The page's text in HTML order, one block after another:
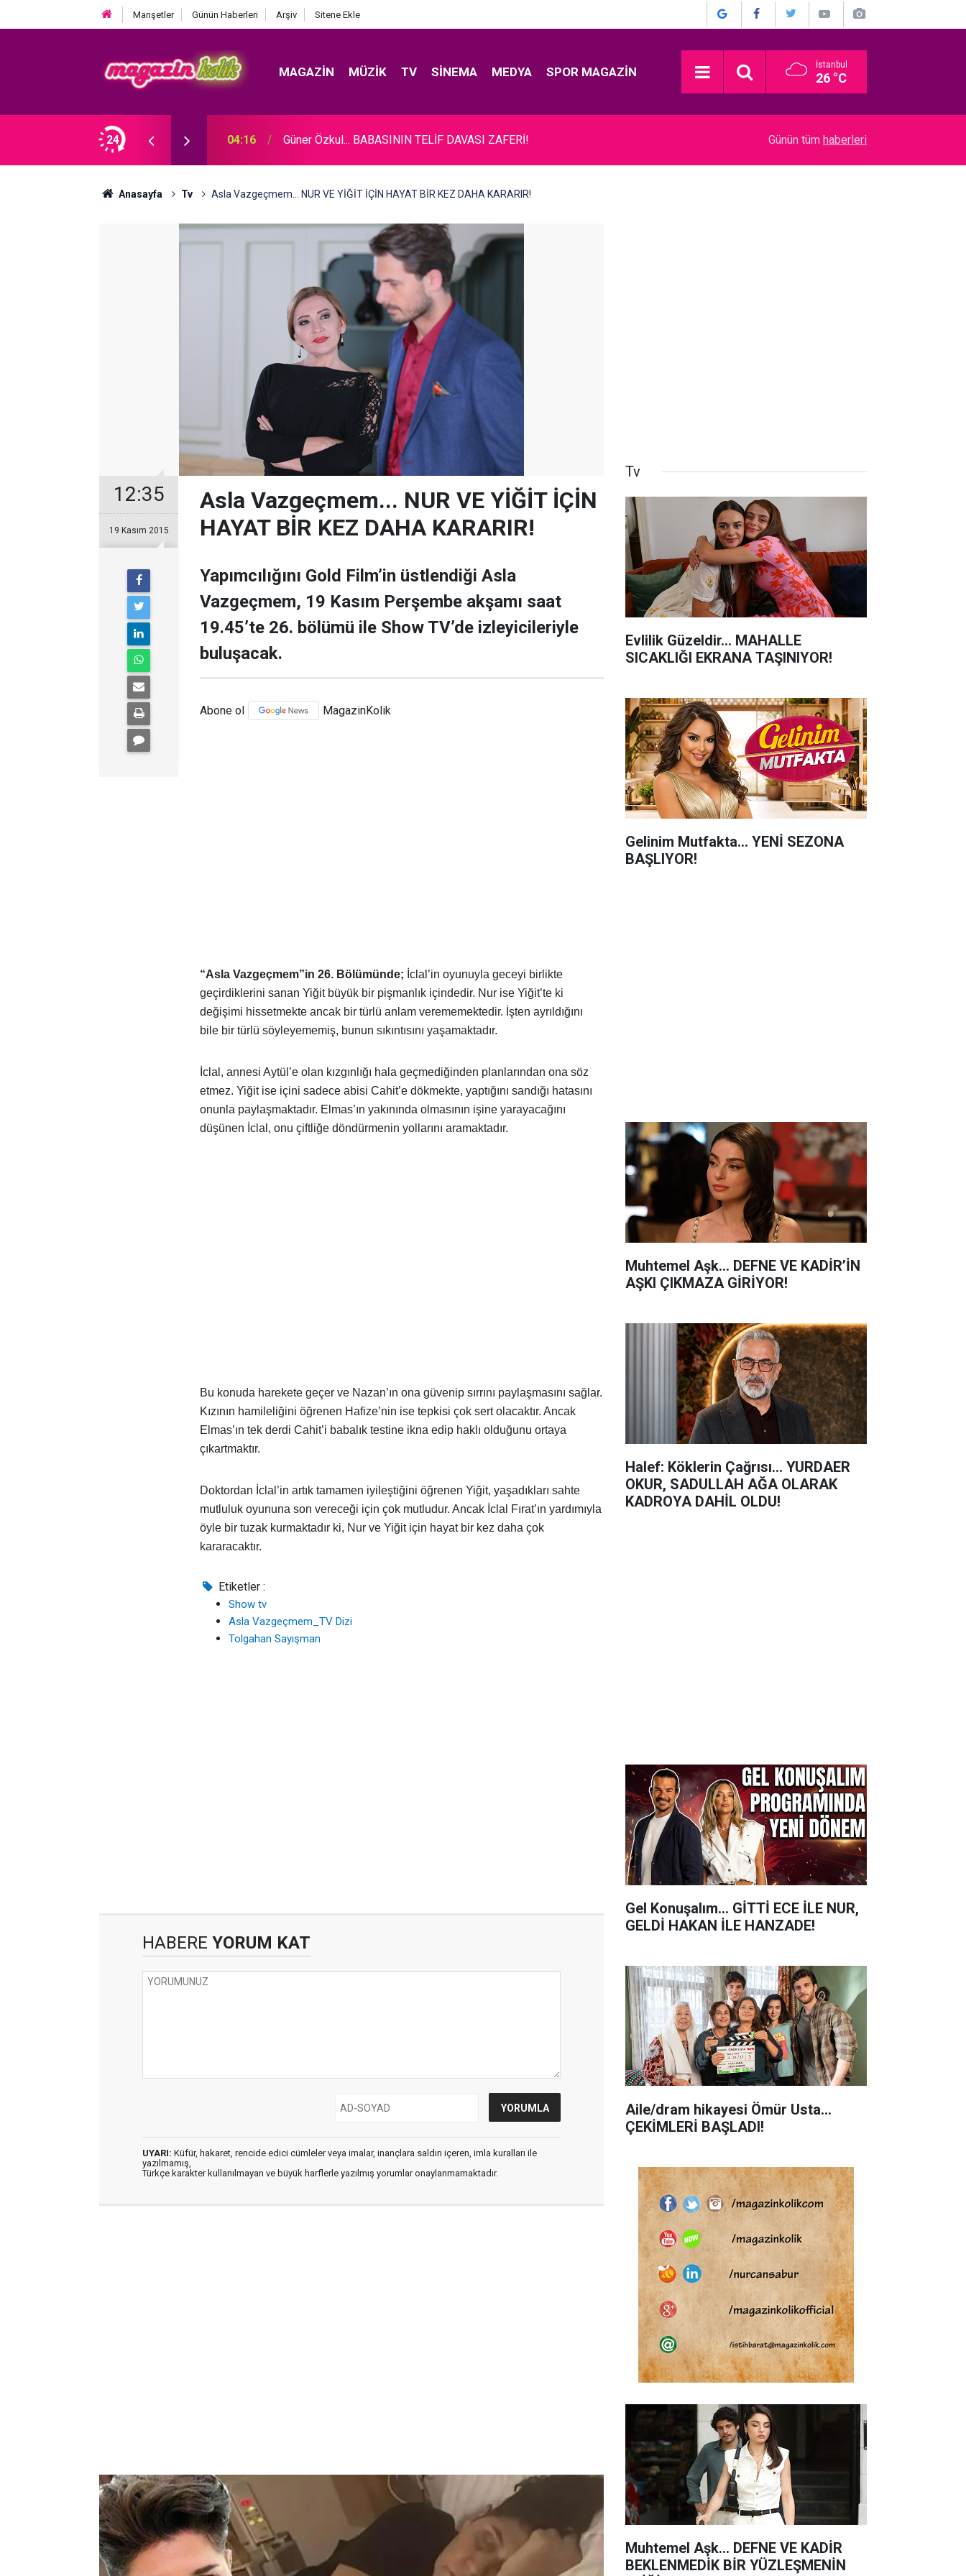
Manşetler Günün Haberleri Arşiv Sitene Ekle
MAGAZIN MÜZIK TV SINEMA MEDYA SPOR MAGAZIN İstanbul
26 °C
24
UĞURLADI! 04:16 Güner Özkul... BABASININ TELİF DAVASI ZAFERİ! Atiye... KONSER ÖNCESİ FENALAŞINCA
Günün tüm haberleri
Anasayfa Tv Asla Vazgeçmem... NUR VE YİĞİT İÇİN HAYAT BİR KEZ DAHA KARARIR!
12:35
19 Kasım 2015
Asla Vazgeçmem... NUR VE YİĞİT İÇİN
HAYAT BİR KEZ DAHA KARARIR!
Yapımcılığını Gold Film’in üstlendiği Asla
Vazgeçmem, 19 Kasım Perşembe akşamı saat
19.45’te 26. bölümü ile Show TV’de izleyicileriyle
buluşacak.
Abone ol MagazinKolik
“Asla Vazgeçmem”in 26. Bölümünde; İclal’in oyunuyla geceyi birlikte
geçirdiklerini sanan Yiğit büyük bir pişmanlık içindedir. Nur ise Yiğit’te ki
değişimi hissetmekte ancak bir türlü anlam verememektedir. İşten ayrıldığını
bile bir türlü söyleyememiş, bunun sıkıntısını yaşamaktadır.
İclal, annesi Aytül’e olan kızgınlığı hala geçmediğinden planlarından ona söz
etmez. Yiğit ise içini sadece abisi Cahit’e dökmekte, yaptığını sandığı hatasını
onunla paylaşmaktadır. Elmas’ın yakınında olmasının işine yarayacağını
düşünen İclal, onu çiftliğe döndürmenin yollarını aramaktadır.
Bu konuda harekete geçer ve Nazan’ın ona güvenip sırrını paylaşmasını sağlar.
Kızının hamileliğini öğrenen Hafize’nin ise tepkisi çok sert olacaktır. Ancak
Elmas’ın tek derdi Cahit’i babalık testine ikna edip haklı olduğunu ortaya
çıkartmaktır.
Doktordan İclal’in artık tamamen iyileştiğini öğrenen Yiğit, yaşadıkları sahte
mutluluk oyununa son vereceği için çok mutludur. Ancak İclal Fırat’ın yardımıyla
öyle bir tuzak kurmaktadır ki, Nur ve Yiğit için hayat bir kez daha çok
kararacaktır.
Etiketler :
Show tv
Asla Vazgeçmem_TV Dizi
Tolgahan Sayışman
HABERE YORUM KAT
UYARI: Küfür, hakaret, rencide edici cümleler veya imalar, inançlara saldırı içeren, imla kuralları ile
yazılmamış,
Türkçe karakter kullanılmayan ve büyük harflerle yazılmış yorumlar onaylanmamaktadır.
Tv
Evlilik Güzeldir... MAHALLE
SICAKLIĞI EKRANA TAŞINIYOR!
Gelinim Mutfakta... YENİ SEZONA
BAŞLIYOR!
Muhtemel Aşk... DEFNE VE KADİR’İN
AŞKI ÇIKMAZA GİRİYOR!
Halef: Köklerin Çağrısı... YURDAER
OKUR, SADULLAH AĞA OLARAK
KADROYA DAHİL OLDU!
Gel Konuşalım... GİTTİ ECE İLE NUR,
GELDİ HAKAN İLE HANZADE!
Aile/dram hikayesi Ömür Usta...
ÇEKİMLERİ BAŞLADI!
Muhtemel Aşk... DEFNE VE KADİR
BEKLENMEDİK BİR YÜZLEŞMENİN